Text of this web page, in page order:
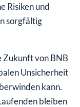
Risiken und
sorgfältig
Zukunft von BNB
Unsicherheit
kann.
bleiben